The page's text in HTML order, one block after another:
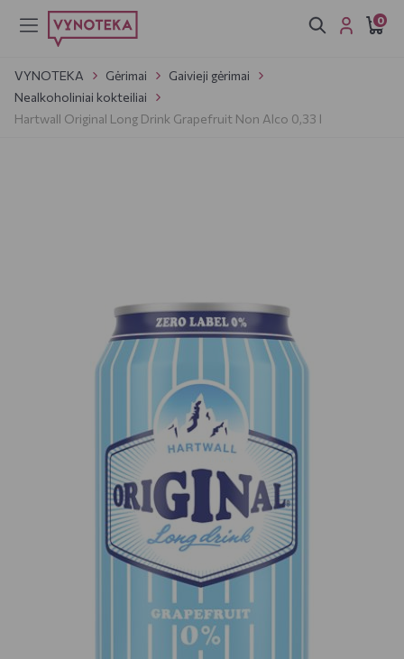
0
VYNOTEKA Gėrimai
Gaivieji gėrimai
Nealkoholiniai kokteiliai
Hartwall Original Long Drink Grapefruit Non Alco 0,33 l